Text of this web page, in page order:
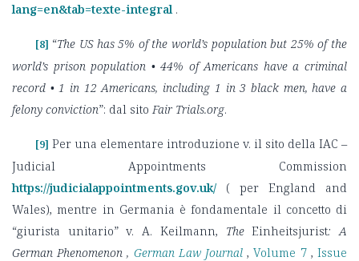
lang=en&tab=texte-integral.
[8] “The US has 5% of the world’s population but 25% of the
world’s prison population • 44% of Americans have a criminal
record • 1 in 12 Americans, including 1 in 3 black men, have a
felony conviction”: dal sito Fair Trials.org.
[9] Per una elementare introduzione v. il sito della IAC –
Judicial Appointments Commission
https://judicialappointments.gov.uk/ ( per England and
Wales), mentre in Germania è fondamentale il concetto di
“giurista unitario” v. A. Keilmann, TheEinheitsjurist: A
German Phenomenon , German Law Journal ,Volume 7 ,Issue